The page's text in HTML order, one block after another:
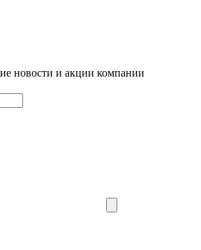
новости и акции компании